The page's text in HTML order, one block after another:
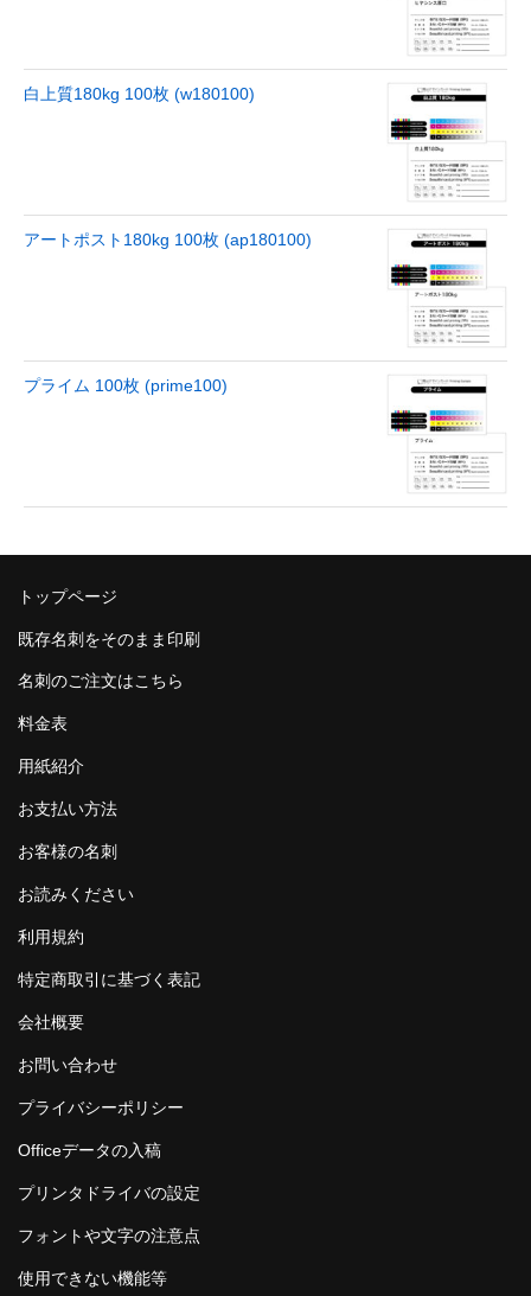
白上質180kg 100枚 (w180100)
アートポスト180kg 100枚 (ap180100)
プライム 100枚 (prime100)
トップページ
既存名刺をそのまま印刷
名刺のご注文はこちら
料金表
用紙紹介
お支払い方法
お客様の名刺
お読みください
利用規約
特定商取引に基づく表記
会社概要
お問い合わせ
プライバシーポリシー
Officeデータの入稿
プリンタドライバの設定
フォントや文字の注意点
使用できない機能等